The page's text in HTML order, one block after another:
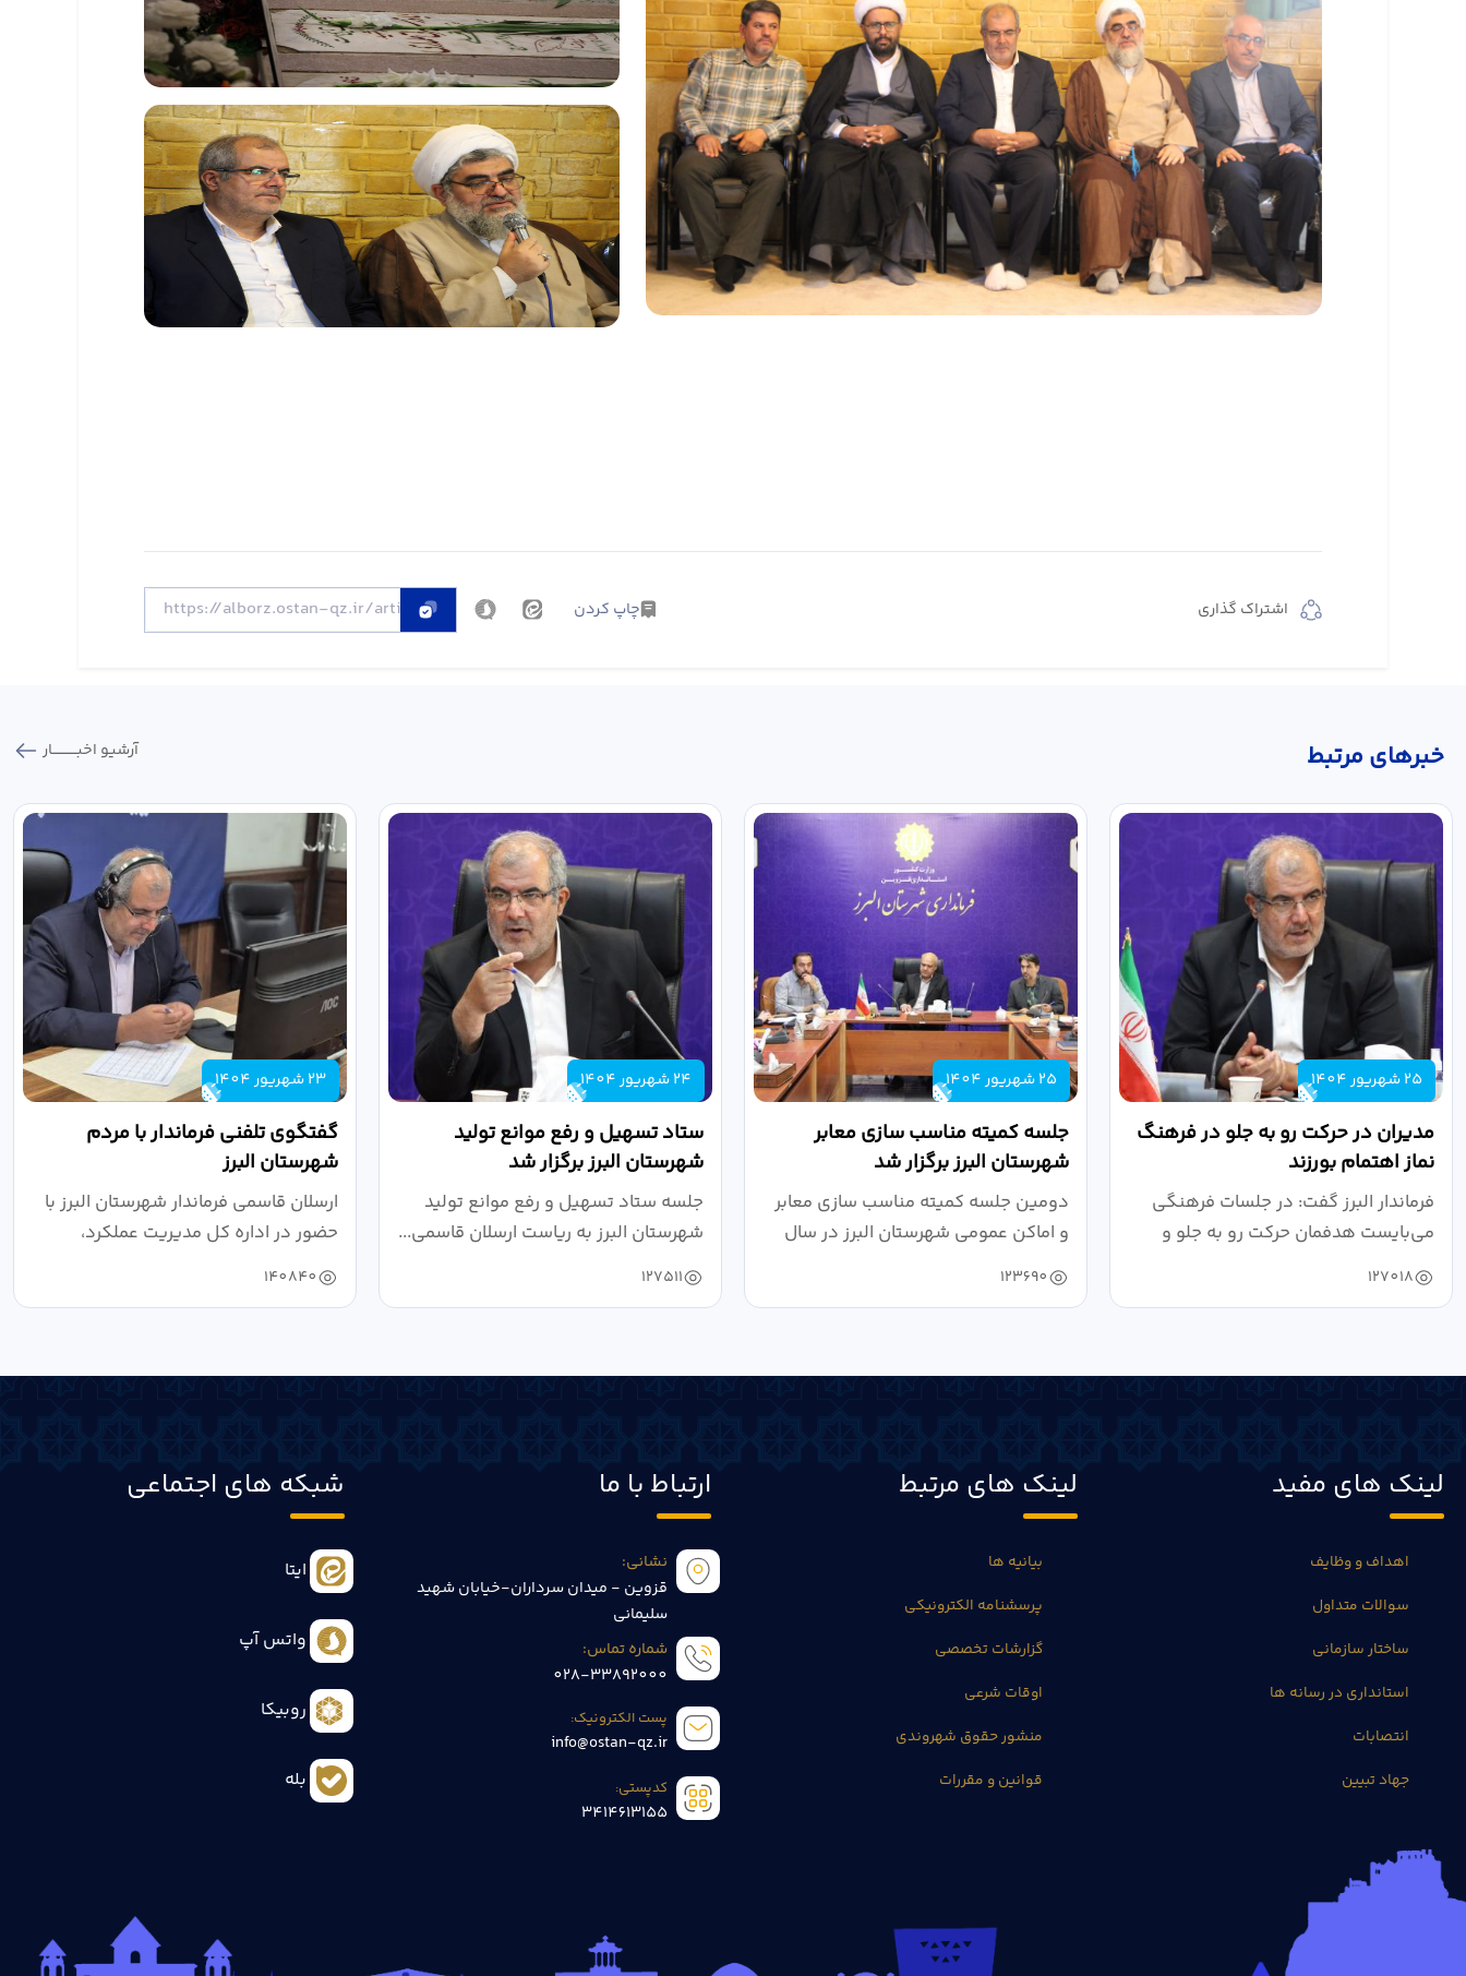
اشتراک گذاری چاپ کردن
خبر‌های مرتبط آرشیو اخبـــــــــــار
25 شهریور 1404
مدیران در حرکت رو به جلو در فرهنگ
نماز اهتمام بورزند
فرماندار البرز گفت: در جلسات فرهنگی
می‌بایست هدفمان حرکت رو به جلو و
دستیابی...
127018
25 شهریور 1404
جلسه کمیته مناسب سازی معابر
شهرستان البرز برگزار شد
دومین جلسه کمیته مناسب سازی معابر
و اماکن عمومی شهرستان البرز در سال
۱۴۰۴ به...
123690
24 شهریور 1404
ستاد تسهیل و رفع موانع تولید
شهرستان البرز برگزار شد
جلسه ستاد تسهیل و رفع موانع تولید
شهرستان البرز به ریاست ارسلان قاسمی...
127511
23 شهریور 1404
گفتگوی تلفنی فرماندار با مردم
شهرستان البرز
ارسلان قاسمی فرماندار شهرستان البرز با
حضور در اداره کل مدیریت عملکرد،
بازرسی...
140840
لینک های مفید
اهداف و وظایف
سوالات متداول
ساختار سازمانی
استانداری در رسانه ها
انتصابات
جهاد تبیین
لینک های مرتبط
بیانیه ها
پرسشنامه الکترونیکی
گزارشات تخصصی
اوقات شرعی
منشور حقوق شهروندی
قوانین و مقررات
ارتباط با ما
نشانی:
قزوین - میدان سرداران-خیابان شهید
سلیمانی
شماره تماس:
028-33892000
پست الکترونیک:
info@ostan-qz.ir
کدپستی:
3414613155
شبکه های اجتماعی
ایتا
واتس آپ
روبیکا
بله